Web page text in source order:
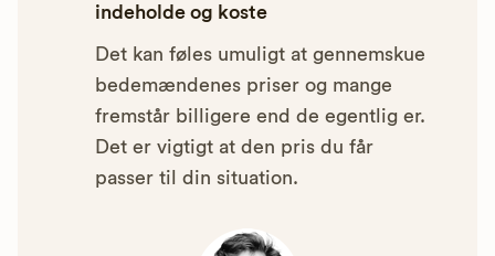
indeholde og koste
Det kan føles umuligt at gennemskue
bedemændenes priser og mange
fremstår billigere end de egentlig er.
Det er vigtigt at den pris du får
passer til din situation.